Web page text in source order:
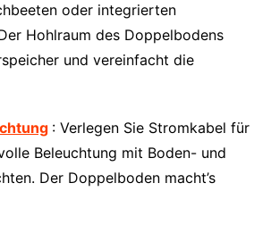
oder integrierten
Hohlraum des Doppelbodens
und vereinfacht die
: Verlegen Sie Stromkabel für
Beleuchtung mit Boden- und
Der Doppelboden macht’s